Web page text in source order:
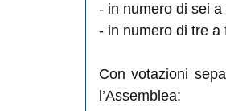
- in numero di sei
- in numero di tre a
Con votazioni
l’Assemblea: